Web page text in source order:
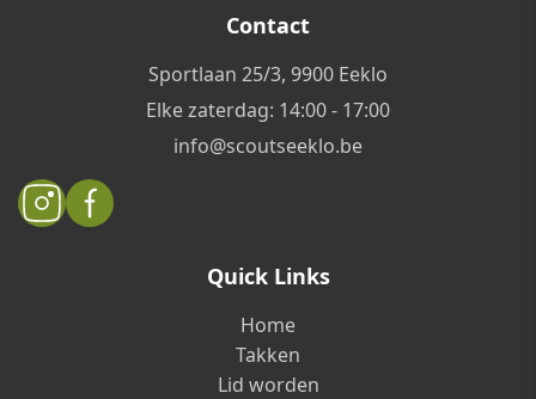
Contact
Sportlaan 25/3, 9900 Eeklo
Elke zaterdag: 14:00 - 17:00
info@scoutseeklo.be
Quick Links
Home
Takken
Lid worden